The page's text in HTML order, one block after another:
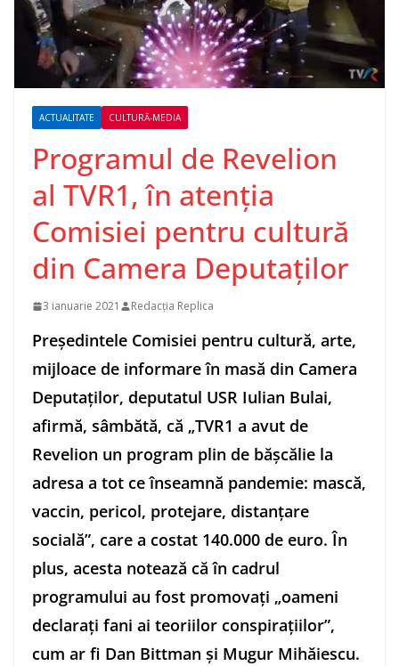
ACTUALITATE CULTURĂ-MEDIA
Programul de Revelion
al TVR1, în atenția
Comisiei pentru cultură
din Camera Deputaţilor
3 ianuarie 2021 Redacția Replica
Preşedintele Comisiei pentru cultură, arte,
mijloace de informare în masă din Camera
Deputaţilor, deputatul USR Iulian Bulai,
afirmă, sâmbătă, că „TVR1 a avut de
Revelion un program plin de băşcălie la
adresa a tot ce înseamnă pandemie: mască,
vaccin, pericol, protejare, distanţare
socială”, care a costat 140.000 de euro. În
plus, acesta notează că în cadrul
programului au fost promovaţi „oameni
declaraţi fani ai teoriilor conspiraţiilor”,
cum ar fi Dan Bittman şi Mugur Mihăiescu.